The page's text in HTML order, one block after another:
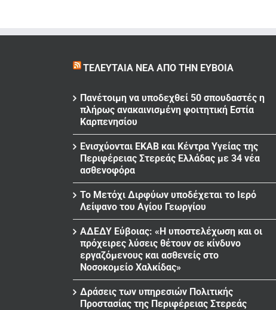
ΤΕΛΕΥΤΑΊΑ ΝΈΑ ΑΠΌ ΤΗΝ ΕΎΒΟΙΑ
Πανέτοιμη να υποδεχθεί 50 σπουδαστές η
πλήρως ανακαινισμένη φοιτητική Εστία
Καρπενησίου
Ενισχύονται ΕΚΑΒ και Κέντρα Υγείας της
Περιφέρειας Στερεάς Ελλάδας με 34 νέα
ασθενοφόρα
Το Μετόχι Διρφύων υποδέχεται το Ιερό
Λείψανο του Αγίου Γεωργίου
ΑΔΕΔΥ Εύβοιας: «Η υποστελέχωση και οι
πρόχειρες λύσεις θέτουν σε κίνδυνο
εργαζόμενους και ασθενείς στο
Νοσοκομείο Χαλκίδας»
Δράσεις των υπηρεσιών Πολιτικής
Προστασίας της Περιφέρειας Στερεάς